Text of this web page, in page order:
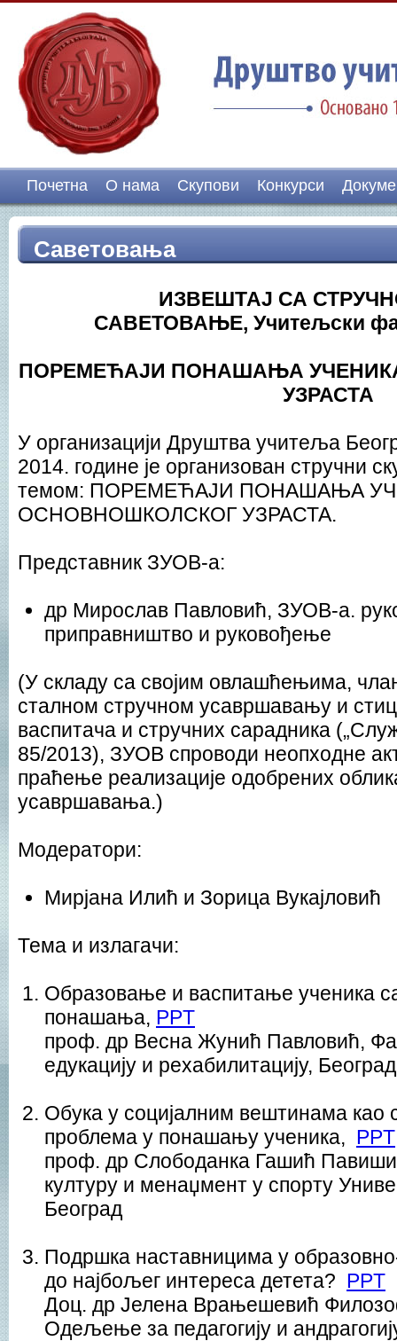
Почетна О нама Скупови Конкурси
Саветовања
ИЗВЕШТАЈ СА
САВЕТОВАЊЕ, Учитељски
ПОРЕМЕЋАЈИ ПОНАШАЊА
УЗРАСТА
У организацији Друштва учитеља
2014. године је организован стручни
темом: ПОРЕМЕЋАЈИ ПОНАШАЊА
ОСНОВНОШКОЛСКОГ УЗРАСТА.
Представник ЗУОВ-а:
др Мирослав Павловић, ЗУОВ-a.
приправништво и руковођење
(У складу са својим овлашћењима,
сталном стручном усавршавању и
васпитача и стручних сарадника
85/2013), ЗУОВ спроводи неопходне
праћење реализације одобрених
усавршавања.)
Модератори:
Мирјана Илић и Зорица Вукајловић
Тема и излагачи:
Образовање и васпитање ученика
понашања, PPT
проф. др Весна Жунић Павловић,
едукацију и рехабилитацију, Београд
Обука у социјалним вештинама као
проблема у понашању ученика, PPT
проф. др Слободанка Гашић
културу и менаџмент у спорту
Београд
Подршка наставницима у
до најбољег интереса детета? PPT
Доц. др Јелена Врањешевић
Одељење за педагогију и